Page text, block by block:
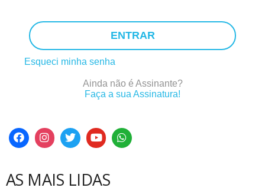
ENTRAR
Esqueci minha senha
Ainda não é Assinante?
Faça a sua Assinatura!
AS MAIS LIDAS